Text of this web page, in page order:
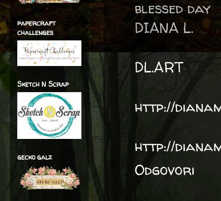
blessed day
DIANA L.
DL.ART
http://
http://
Odgovori
papercraft
challenges
Sketch N Scrap
gecko galz